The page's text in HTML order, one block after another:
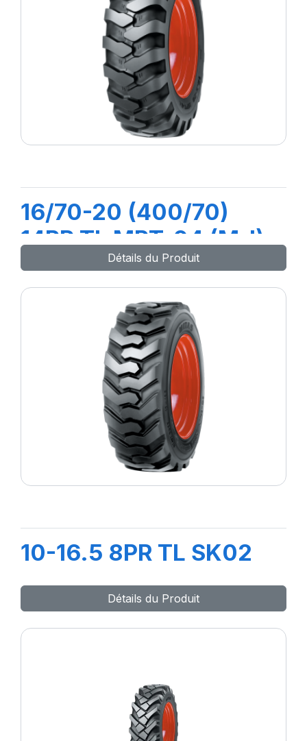
16/70-20 (400/70)
14PR TL MPT-04 (M-I)
Détails du Produit
10-16.5 8PR TL SK02
Détails du Produit